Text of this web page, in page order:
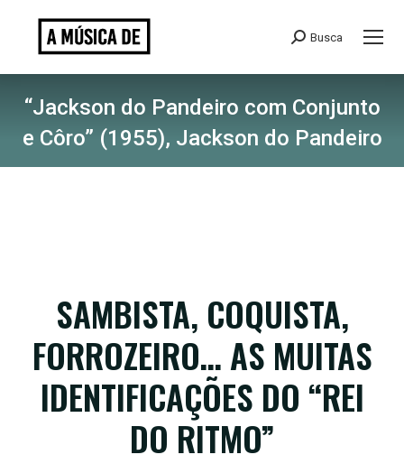
Search:
Busca
“Jackson do Pandeiro com Conjunto
e Côro” (1955), Jackson do Pandeiro
SAMBISTA, COQUISTA,
FORROZEIRO… AS MUITAS
IDENTIFICAÇÕES DO “REI
DO RITMO”